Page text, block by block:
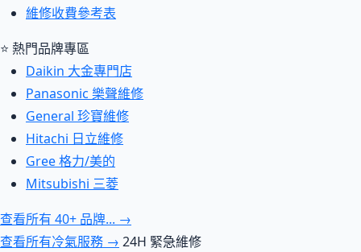
維修收費參考表
⭐ 熱門品牌專區
Daikin 大金專門店
Panasonic 樂聲維修
General 珍寶維修
Hitachi 日立維修
Gree 格力/美的
Mitsubishi 三菱
查看所有 40+ 品牌... →
查看所有冷氣服務 → 24H 緊急維修